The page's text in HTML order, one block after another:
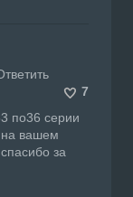
7
по36 серии
на вашем
за